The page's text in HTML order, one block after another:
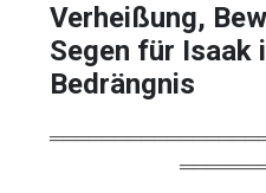
Verheißung,
Segen für Isaak
Bedrängnis